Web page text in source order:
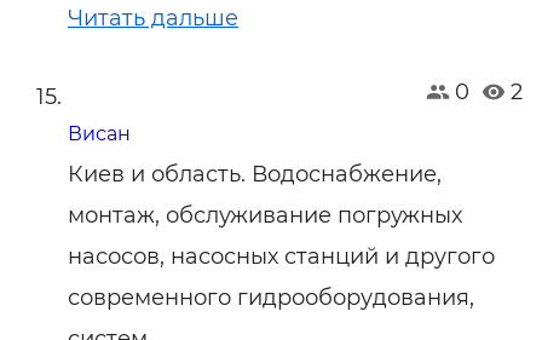
Читать дальше
0 2
Висан
Киев и область. Водоснабжение,
монтаж, обслуживание погружных
насосов, насосных станций и другого
современного гидрооборудования,